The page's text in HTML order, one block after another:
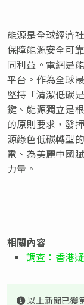
能源是全球經濟
保障能源安全可
同利益。電網是
平台。作為全球
堅持「清潔低碳
鍵、能源獨立是
的原則要求，發
源綠色低碳轉型
電、為美麗中國
力量。
相關內容
調查：香港
以上新聞已獲